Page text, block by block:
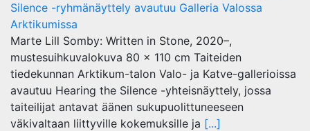
Silence -ryhmänäyttely avautuu Galleria Valossa
Arktikumissa
Marte Lill Somby: Written in Stone, 2020–,
mustesuihkuvalokuva 80 x 110 cm Taiteiden
tiedekunnan Arktikum-talon Valo- ja Katve-gallerioissa
avautuu Hearing the Silence -yhteisnäyttely, jossa
taiteilijat antavat äänen sukupuolittuneeseen
väkivaltaan liittyville kokemuksille ja [...]